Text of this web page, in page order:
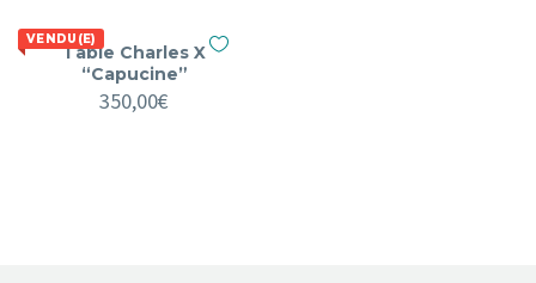
VENDU(E)
Table Charles X
“Capucine”
350,00€